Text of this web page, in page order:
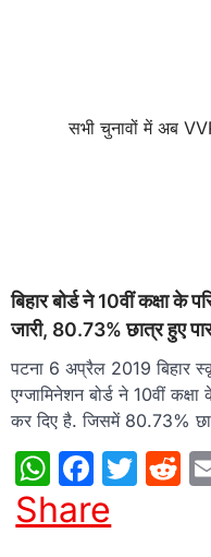
सभी चुनावों में अब
बिहार बोर्ड ने 10वीं कक्षा के
जारी, 80.73% छात्र हुए
पटना 6 अप्रैल 2019 बिहार
एग्जामिनेशन बोर्ड ने 10वीं कक्षा
कर दिए है. जिसमें 80.73%
Share